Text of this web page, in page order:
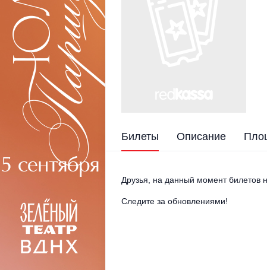
Билеты Описание
Друзья, на данный момент билетов
Следите за обновлениями!